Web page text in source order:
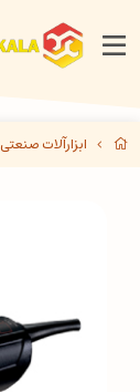
ابزارآلات صنعتی